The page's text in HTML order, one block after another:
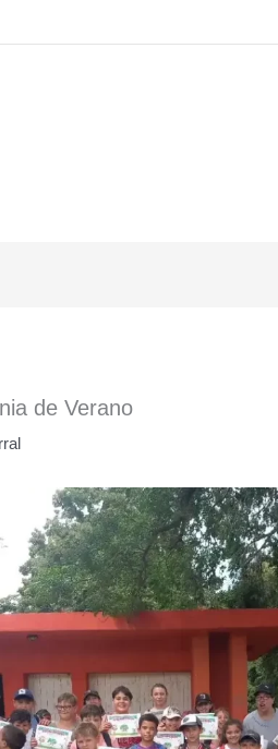
de Verano